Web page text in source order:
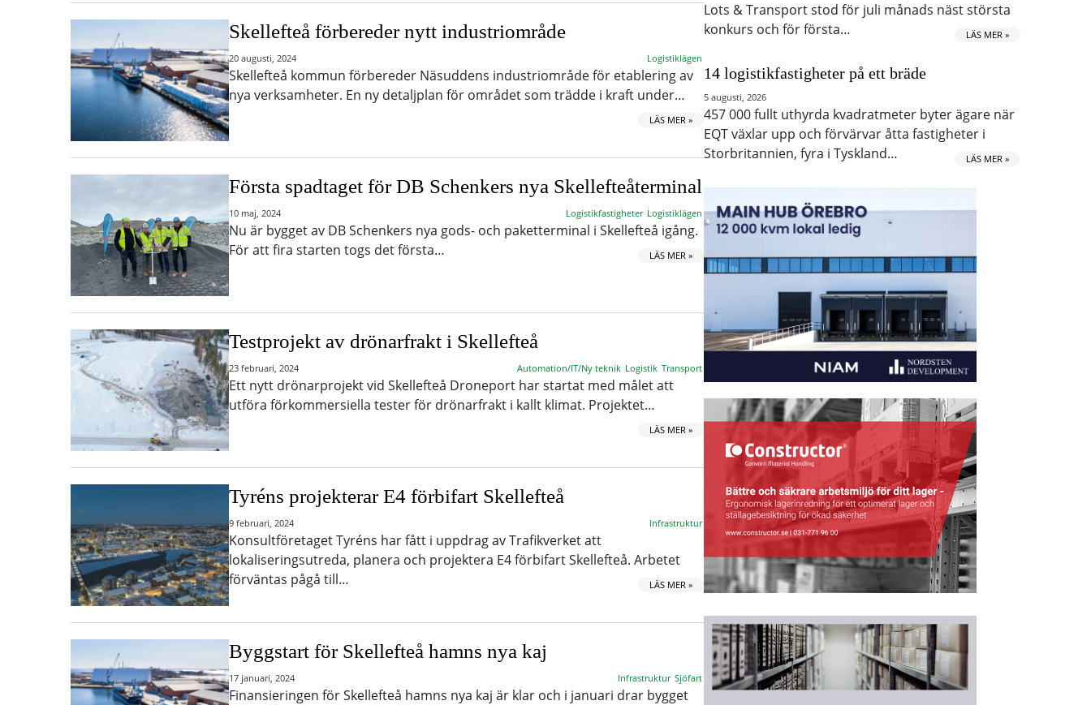
Skellefteå förbereder nytt industriområde
20 augusti, 2024 Logistiklägen
Skellefteå kommun förbereder Näsuddens industriområde för etablering av
nya verksamheter. En ny detaljplan för området som trädde i kraft under…
LÄS MER »
Första spadtaget för DB Schenkers nya Skellefteåterminal
10 maj, 2024 Logistikfastigheter Logistiklägen
Nu är bygget av DB Schenkers nya gods- och paketterminal i Skellefteå igång.
För att fira starten togs det första…
LÄS MER »
Testprojekt av drönarfrakt i Skellefteå
23 februari, 2024 Automation/IT/Ny teknik Logistik Transport
Ett nytt drönarprojekt vid Skellefteå Droneport har startat med målet att
utföra förkommersiella tester för drönarfrakt i kallt klimat. Projektet…
LÄS MER »
Tyréns projekterar E4 förbifart Skellefteå
9 februari, 2024 Infrastruktur
Konsultföretaget Tyréns har fått i uppdrag av Trafikverket att
lokaliseringsutreda, planera och projektera E4 förbifart Skellefteå. Arbetet
förväntas pågå till…
LÄS MER »
Byggstart för Skellefteå hamns nya kaj
17 januari, 2024 Infrastruktur Sjöfart
Finansieringen för Skellefteå hamns nya kaj är klar och i januari drar bygget
Lots & Transport stod för juli månads näst största
konkurs och för första…
LÄS MER »
14 logistikfastigheter på ett bräde
5 augusti, 2026
457 000 fullt uthyrda kvadratmeter byter ägare när
EQT växlar upp och förvärvar åtta fastigheter i
Storbritannien, fyra i Tyskland…
LÄS MER »